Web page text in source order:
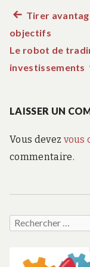
de
Article
précédent :
Tirer
objectifs
Le robot de
investissements
LAISSER UN
Vous devez vous
commentaire.
Recherche